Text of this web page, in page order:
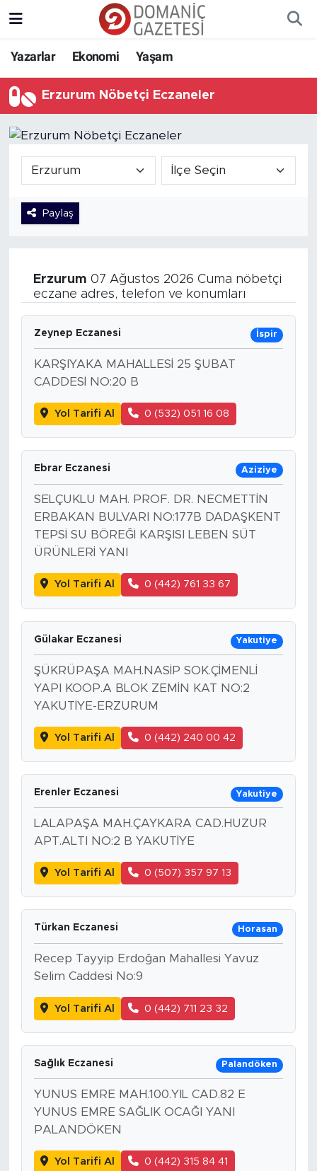
Yazarlar Ekonomi Yaşam
Erzurum Nöbetçi Eczaneler
Paylaş
Erzurum 07 Ağustos 2026 Cuma nöbetçi
eczane adres, telefon ve konumları
Zeynep Eczanesi İspir
KARŞIYAKA MAHALLESİ 25 ŞUBAT
CADDESİ NO:20 B
Yol Tarifi Al 0 (532) 051 16 08
Ebrar Eczanesi Aziziye
SELÇUKLU MAH. PROF. DR. NECMETTİN
ERBAKAN BULVARI NO:177B DADAŞKENT
TEPSİ SU BÖREĞİ KARŞISI LEBEN SÜT
ÜRÜNLERİ YANI
Yol Tarifi Al 0 (442) 761 33 67
Gülakar Eczanesi Yakutiye
ŞÜKRÜPAŞA MAH.NASİP SOK.ÇİMENLİ
YAPI KOOP.A BLOK ZEMİN KAT NO:2
YAKUTİYE-ERZURUM
Yol Tarifi Al 0 (442) 240 00 42
Erenler Eczanesi Yakutiye
LALAPAŞA MAH.ÇAYKARA CAD.HUZUR
APT.ALTI NO:2 B YAKUTİYE
Yol Tarifi Al 0 (507) 357 97 13
Türkan Eczanesi Horasan
Recep Tayyip Erdoğan Mahallesi Yavuz
Selim Caddesi No:9
Yol Tarifi Al 0 (442) 711 23 32
Sağlık Eczanesi Palandöken
YUNUS EMRE MAH.100.YIL CAD.82 E
YUNUS EMRE SAĞLIK OCAĞI YANI
PALANDÖKEN
Yol Tarifi Al 0 (442) 315 84 41